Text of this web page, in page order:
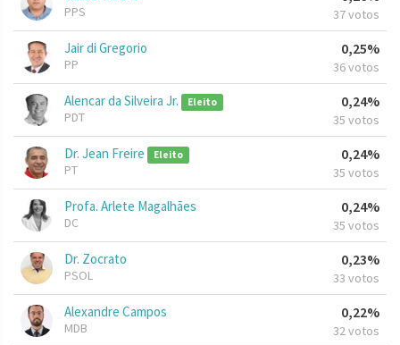
PPS 37 votos
Jair di Gregorio
PP
0,25%
36 votos
Alencar da Silveira Jr. Eleito
PDT
0,24%
35 votos
Dr. Jean Freire Eleito
PT
0,24%
35 votos
Profa. Arlete Magalhães
DC
0,24%
35 votos
Dr. Zocrato
PSOL
0,23%
33 votos
Alexandre Campos
MDB
0,22%
32 votos